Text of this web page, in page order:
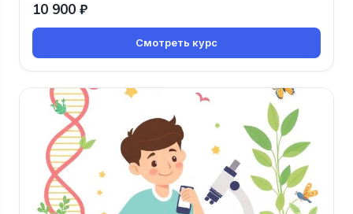
10 900 ₽
Смотреть курс